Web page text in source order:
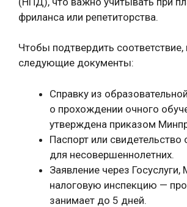
фриланса или репетиторства.
Чтобы подтвердить соответствие,
следующие документы:
Справку из
о прохождении очного
утверждена приказом
Паспорт или
для несовершеннолетних.
Заявление через
налоговую инспекцию —
занимает до 5 дней.